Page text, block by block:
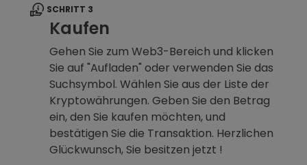
SCHRITT 3
Kaufen
Gehen Sie zum Web3-Bereich und klicken
Sie auf "Aufladen" oder verwenden Sie das
Suchsymbol. Wählen Sie aus der Liste der
Kryptowährungen. Geben Sie den Betrag
ein, den Sie kaufen möchten, und
bestätigen Sie die Transaktion. Herzlichen
Glückwunsch, Sie besitzen jetzt !